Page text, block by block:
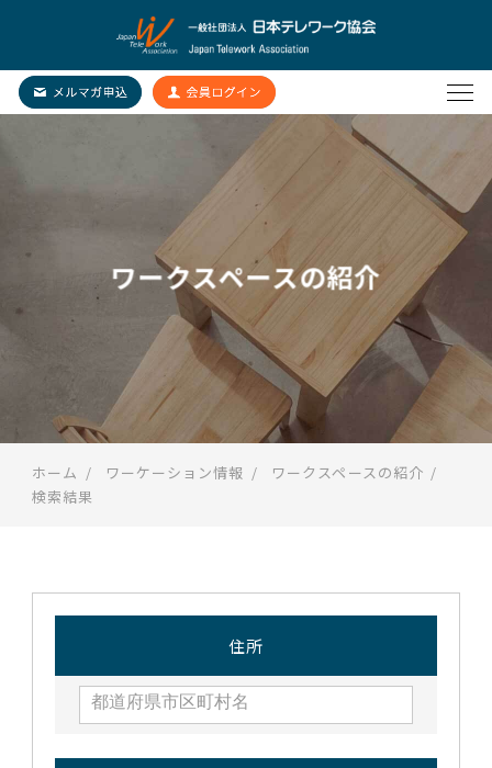
ワークスペースの紹介
ホーム ワーケーション情報
ワークスペースの紹介
検索結果
住所